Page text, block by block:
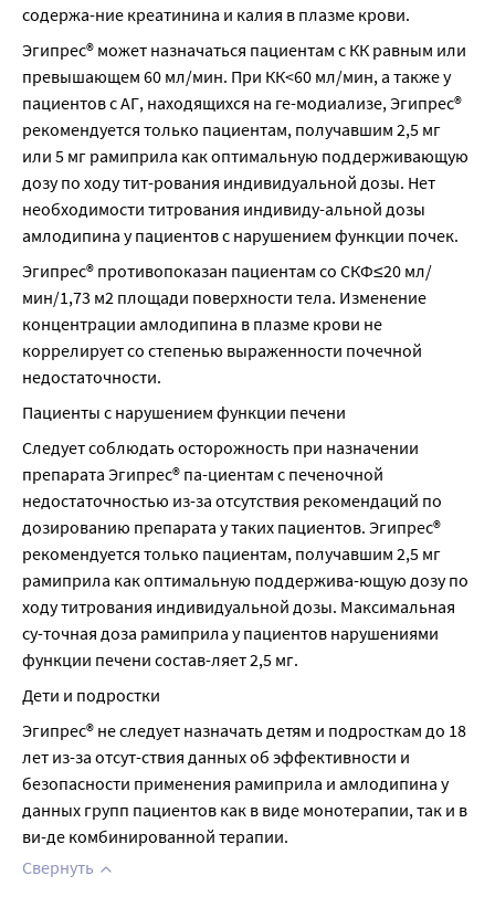
содержа-ние креатинина и калия в плазме крови.
Эгипрес® может назначаться пациентам с КК равным или
превышающем 60 мл/мин. При КК<60 мл/мин, а также у
пациентов с АГ, находящихся на ге-модиализе, Эгипрес®
рекомендуется только пациентам, получавшим 2,5 мг
или 5 мг рамиприла как оптимальную поддерживающую
дозу по ходу тит-рования индивидуальной дозы. Нет
необходимости титрования индивиду-альной дозы
амлодипина у пациентов с нарушением функции почек.
Эгипрес® противопоказан пациентам со СКФ≤20 мл/
мин/1,73 м2 площади поверхности тела. Изменение
концентрации амлодипина в плазме крови не
коррелирует со степенью выраженности почечной
недостаточности.
Пациенты с нарушением функции печени
Следует соблюдать осторожность при назначении
препарата Эгипрес® па-циентам с печеночной
недостаточностью из-за отсутствия рекомендаций по
дозированию препарата у таких пациентов. Эгипрес®
рекомендуется только пациентам, получавшим 2,5 мг
рамиприла как оптимальную поддержива-ющую дозу по
ходу титрования индивидуальной дозы. Максимальная
су-точная доза рамиприла у пациентов нарушениями
функции печени состав-ляет 2,5 мг.
Дети и подростки
Эгипрес® не следует назначать детям и подросткам до 18
лет из-за отсут-ствия данных об эффективности и
безопасности применения рамиприла и амлодипина у
данных групп пациентов как в виде монотерапии, так и в
ви-де комбинированной терапии.
Свернуть